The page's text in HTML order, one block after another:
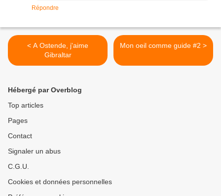
Répondre
< A Ostende, j'aime
Gibraltar
Mon oeil comme guide #2 >
Hébergé par Overblog
Top articles
Pages
Contact
Signaler un abus
C.G.U.
Cookies et données personnelles